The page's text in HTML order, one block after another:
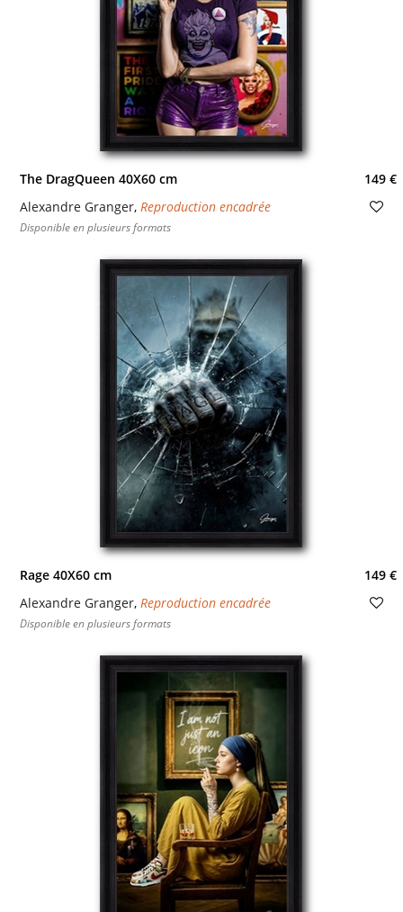
The DragQueen 40X60 cm
149 €
Alexandre Granger, Reproduction encadrée
Disponible en plusieurs formats
Rage 40X60 cm
149 €
Alexandre Granger, Reproduction encadrée
Disponible en plusieurs formats